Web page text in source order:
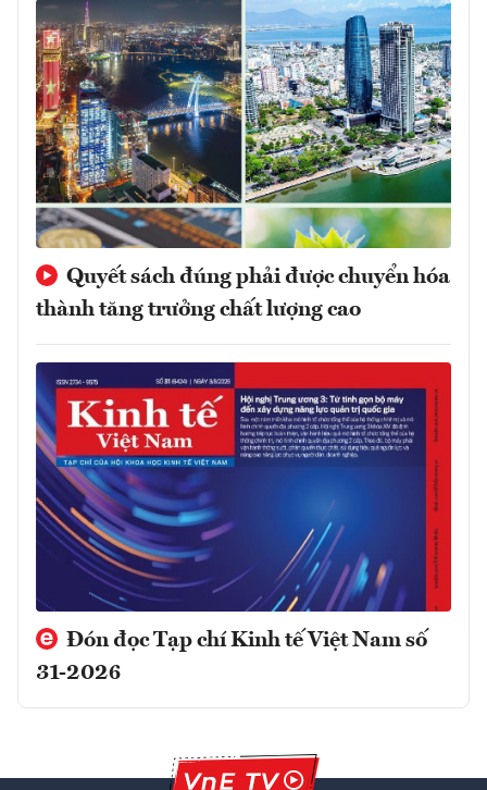
Quyết sách đúng phải được chuyển hóa
thành tăng trưởng chất lượng cao
Đón đọc Tạp chí Kinh tế Việt Nam số
31-2026